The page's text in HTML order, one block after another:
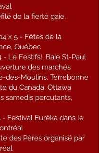
de la fierté gaie,
x 5 - Fêtes de la
Québec
- Le Festifs!, Baie St-Paul
des marchés
des-Moulins, Terrebonne
du Canada, Ottawa
samedis percutants,
- Festival Eurêka dans le
des Pères organisé par